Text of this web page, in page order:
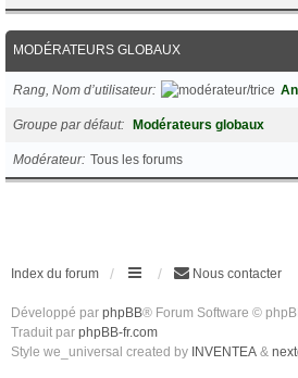
MODÉRATEURS GLOBAUX
Rang, Nom d’utilisateur
Groupe par défaut Modérateurs globaux
Modérateur Tous les forums
Index du forum Nous contacter
Développé par phpBB® Forum Software ©
Traduit par phpBB-fr.com
Style we_universal created by INVENTEA &